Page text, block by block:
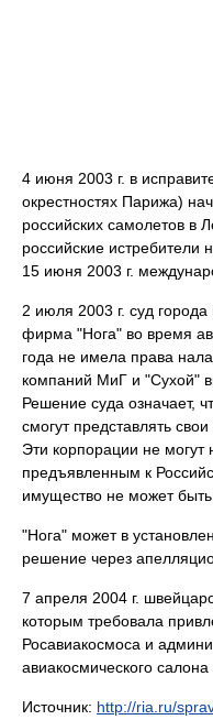
4 июня 2003 г. в
окрестностях Парижа)
российских самолетов в
российские истребители
15 июня 2003 г.
2 июля 2003 г. суд
фирма "Нога" во время
года не имела права
компаний МиГ и "Сухой"
Решение суда означает,
смогут представлять
Эти корпорации не могут
предъявленным к
имущество не может
"Нога" может в
решение через
7 апреля 2004 г.
которым требовала
Росавиакосмоса и
авиакосмического
Источник: http://ria.ru/